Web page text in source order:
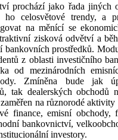
prochází jako řada jiných
ho celosvětové trendy, a
na měnící se
zisková odvětví a
bankovních prostředků.
z oblasti investičního
od mezinárodních
Zmíněna bude jak
tak dealerských obchodů
na různorodé
finance, emisní obchody,
bankovnictví,
investory.